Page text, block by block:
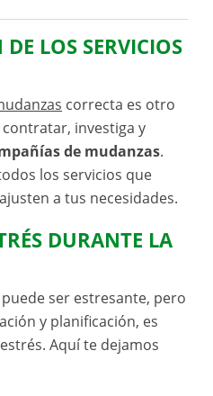
LOS SERVICIOS
correcta es otro
investiga y
de mudanzas.
los servicios que
a tus necesidades.
DURANTE LA
puede ser estresante, pero
y planificación, es
Aquí te dejamos